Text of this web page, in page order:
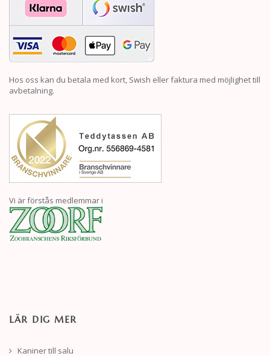
Hos oss kan du betala med kort, Swish eller faktura med möjlighet till
avbetalning.
Vi är förstås medlemmar i
LÄR DIG MER
Kaniner till salu